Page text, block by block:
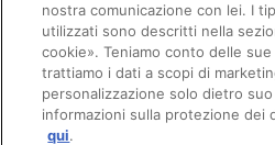
Giro di
VW
Av. Général-Guisan 78
1800
nostra comunicazione con lei. I
utilizzati sono descritti nella
cookie». Teniamo conto delle
trattiamo i dati a scopi di
personalizzazione solo dietro
informazioni sulla protezione dei
qui.